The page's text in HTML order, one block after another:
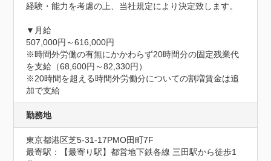
経験・能力を考慮の上、当社規定により決定致します。
▼月給
507,000円～616,000円
※時間外労働の有無にかかわらず20時間分の固定残業代
を支給（68,600円～82,330円）
※20時間を超える時間外労働分についての割増賃金は追
加で支給
勤務地
東京都港区芝5-31-17PMO田町7F
最寄駅：【最寄り駅】都営地下鉄各線 三田駅から徒歩1